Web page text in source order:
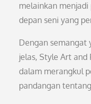
melainkan
depan seni yang
Dengan semangat
jelas, Style Art and
dalam merangkul
pandangan